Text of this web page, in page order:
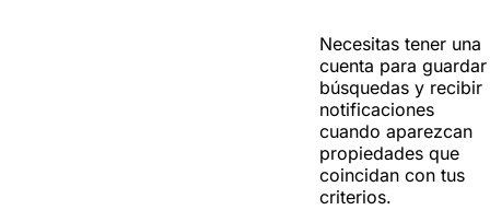
Necesitas tener una
cuenta para guardar
búsquedas y recibir
notificaciones
cuando aparezcan
propiedades que
coincidan con tus
criterios.